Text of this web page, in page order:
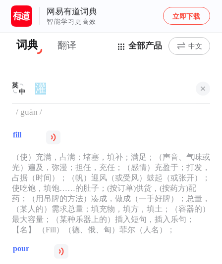
网易有道词典
智能学习更高效
立即下载
词典 翻译 全部产品 中文
英
中
/ guàn /
fill
（使）充满，占满；堵塞，填补；满足；（声音、气味或
光）遍及，弥漫；担任，充任；（感情）充盈于；打发，
占据（时间）；（帆）迎风（或受风）鼓起（或张开）；
使吃饱，填饱……的肚子；(按订单)供货，(按药方)配
药；（用吊牌的方法）凑成，做成（一手好牌）；总量，
（某人的）需求总量；填充物，填方，填土；（容器的）
最大容量；（某种乐器上的）插入短句，插入乐句；
【名】 （Fill）（德、俄、匈）菲尔（人名）；
pour